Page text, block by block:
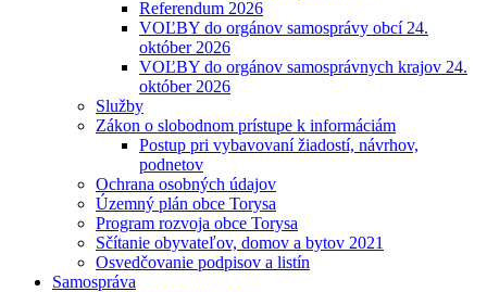
Referendum 2026
VOĽBY do orgánov samosprávy obcí 24.
október 2026
VOĽBY do orgánov samosprávnych krajov 24.
október 2026
Služby
Zákon o slobodnom prístupe k informáciám
Postup pri vybavovaní žiadostí, návrhov,
podnetov
Ochrana osobných údajov
Územný plán obce Torysa
Program rozvoja obce Torysa
Sčítanie obyvateľov, domov a bytov 2021
Osvedčovanie podpisov a listín
Samospráva